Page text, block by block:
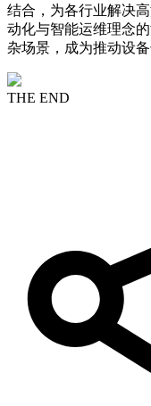
结合，为各行业解决
动化与智能运维理念
杂场景，成为推动设
THE END